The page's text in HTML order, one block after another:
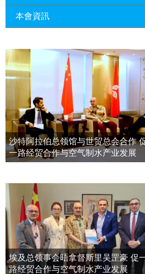
一带一路经贸合作与空气制
2023年11月23日
埃及总领事会晤拿督斯里吴
带一路经贸合作与空气制水
2023年11月23日
拿督斯里吴罡豪晤土耳其总
带一路经贸合作与空气制水
2023年11月23日
本會資訊
長瑚蒞臨 天泉鼎豐深圳總部
量波量子研究院
2021年12月10日
標量波光量子導入系統聯合
督斯裏吳達鎔教授首發
2021年12月10日
空氣制水發明人吳達鎔出席
境科政商管治聯盟會議
沙特阿拉伯总领馆与世贸总会合作
一路经贸合作与空气制水产业发展
埃及总领事会晤拿督斯里吴罡豪 促
路经贸合作与空气制水产业发展